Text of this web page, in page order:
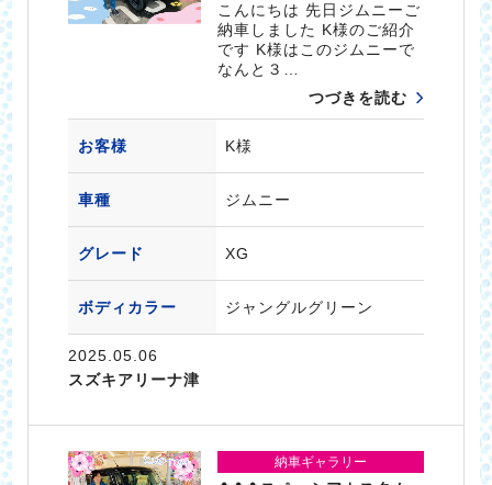
こんにちは 先日ジムニーご
納車しました K様のご紹介
です K様はこのジムニーで
なんと３…
つづきを読む
お客様 K様
車種 ジムニー
グレード XG
ボディカラー ジャングルグリーン
2025.05.06
スズキアリーナ津
納車ギャラリー